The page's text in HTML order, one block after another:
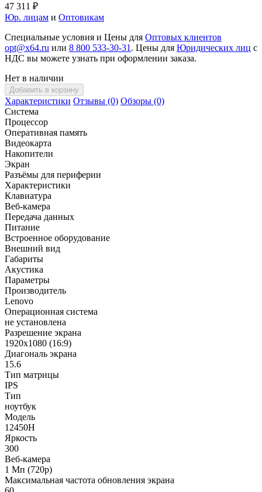
47 311 ₽
Юр. лицам и Оптовикам
Специальные условия и Цены для Оптовых клиентов
opt@x64.ru или 8 800 533-30-31 . Цены для Юридических лиц с
НДС вы можете узнать при оформлении заказа.
Нет в наличии
Добавить в корзину
Характеристики Отзывы (0) Обзоры (0)
Система
Процессор
Оперативная память
Видеокарта
Накопители
Экран
Разъёмы для периферии
Характеристики
Клавиатура
Веб-камера
Передача данных
Питание
Встроенное оборудование
Внешний вид
Габариты
Акустика
Параметры
Производитель
Lenovo
Операционная система
не установлена
Разрешение экрана
1920x1080 (16:9)
Диагональ экрана
15.6
Тип матрицы
IPS
Тип
ноутбук
Модель
12450H
Яркость
300
Веб-камера
1 Мп (720p)
Максимальная частота обновления экрана